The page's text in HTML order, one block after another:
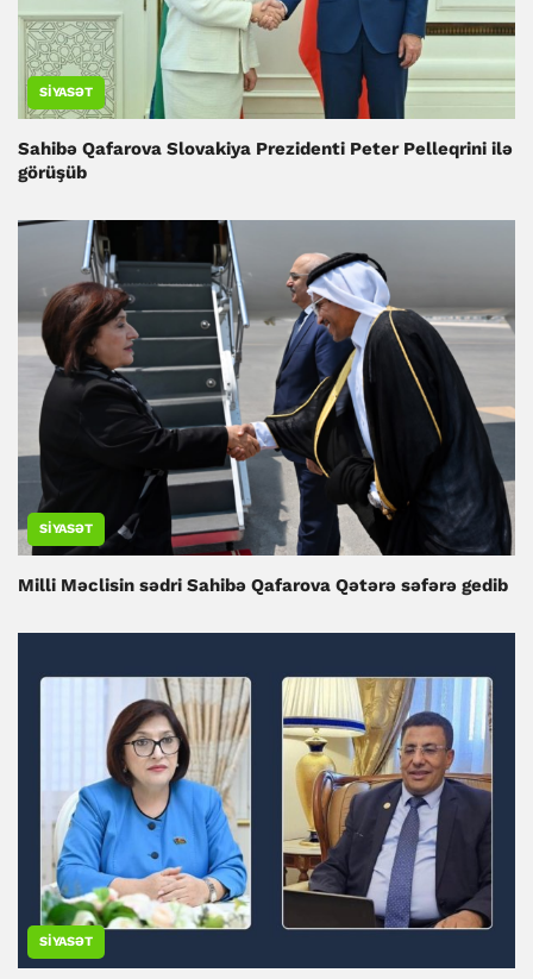
SIYASƏT
Sahibə Qafarova Slovakiya Prezidenti Peter Pelleqrini ilə
görüşüb
SIYASƏT
Milli Məclisin sədri Sahibə Qafarova Qətərə səfərə gedib
SIYASƏT